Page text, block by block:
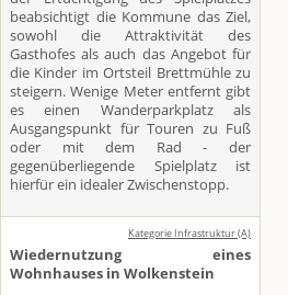
beabsichtigt die Kommune das Ziel,
sowohl die Attraktivität des
Gasthofes als auch das Angebot für
die Kinder im Ortsteil Brettmühle zu
steigern. Wenige Meter entfernt gibt
es einen Wanderparkplatz als
Ausgangspunkt für Touren zu Fuß
oder mit dem Rad - der
gegenüberliegende Spielplatz ist
hierfür ein idealer Zwischenstopp.
Kategorie Infrastruktur (A)
Wiedernutzung eines
Wohnhauses in Wolkenstein